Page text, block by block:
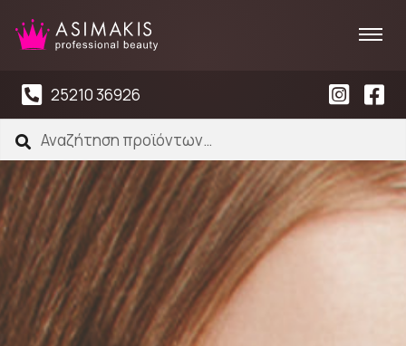
25210 36926
Αναζήτηση
για:
Αναζήτηση